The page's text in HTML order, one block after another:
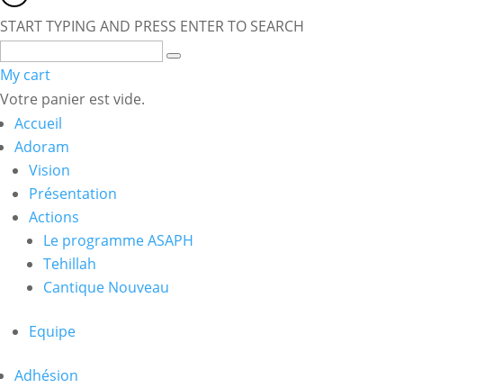
START TYPING AND PRESS ENTER TO SEARCH
My cart
Votre panier est vide.
Accueil
Adoram
Vision
Présentation
Actions
Le programme ASAPH
Tehillah
Cantique Nouveau
Equipe
Adhésion